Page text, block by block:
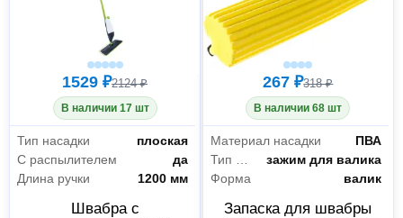
1529 ₽2124 ₽
В наличии 17 шт
Тип насадки
плоская
С распылителем
да
Длина ручки
1200 мм
Швабра с
267 ₽318 ₽
В наличии 68 шт
Материал насадки
ПВА
зажим для валика
Форма
валик
Запаска для швабры